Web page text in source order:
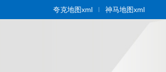
夸克地图xml 神马地图xml